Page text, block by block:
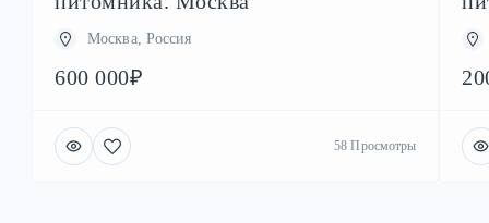
Москва, Россия
600 000₽
58 Просмотры